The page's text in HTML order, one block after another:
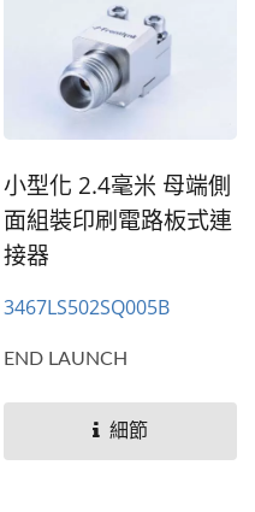
小型化 2.4毫米 母端側
面組裝印刷電路板式連
接器
3467LS502SQ005B
END LAUNCH
細節